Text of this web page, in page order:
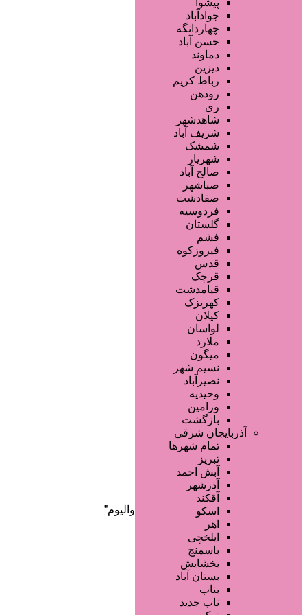
آرایشگاه زنانه
آرایشگاه مردانه
سالن زیبایی عروس
سالن VIP
آرایشگاه کودک
سایر خدمات
پیشوا
جوادآباد
چهاردانگه
حسن آباد
دماوند
دیزین
رباط کریم
رودهن
ری
شاهدشهر
شریف آباد
شمشک
شهریار
صالح آباد
صباشهر
صفادشت
فردوسیه
گلستان
فشم
فیروزکوه
قدس
قرچک
قیامدشت
کهریزک
کیلان
لواسان
ملارد
میگون
نسیم شهر
نصیرآباد
وحیدیه
ورامین
بازگشت
آذربایجان شرقی
تمام شهر‌ها
تبریز
آبش احمد
آذرشهر
آقکند
اسکو
اهر
ایلخچی
باسمنج
بخشایش
بستان آباد
بناب
ناب جدید
صفحه اصلی
آگهی انبوه
طراحی سایت
صفحه اختصاصی
لیست سایتهای تبلیغاتی
دسته‌بندی‌ها
/ محصولات برچسب خورده “مگا والیوم”